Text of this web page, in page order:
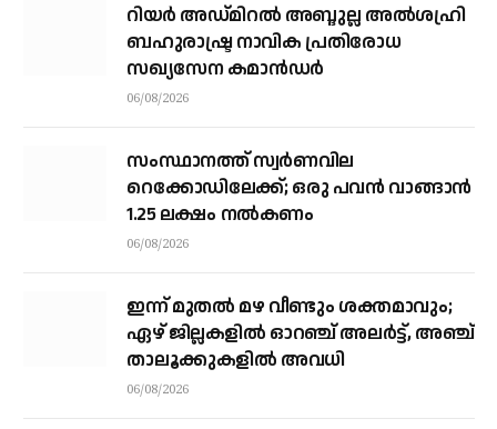
റിയര്‍ അഡ്മിറല്‍ അബ്ദുല്ല അല്‍ശഹ്രി
ബഹുരാഷ്ട്ര നാവിക പ്രതിരോധ
സഖ്യസേന കമാന്‍ഡര്‍
06/08/2026
സംസ്ഥാനത്ത് സ്വര്‍ണവില
റെക്കോഡിലേക്ക്; ഒരു പവന്‍ വാങ്ങാന്‍
1.25 ലക്ഷം നല്‍കണം
06/08/2026
ഇന്ന് മുതല്‍ മഴ വീണ്ടും ശക്തമാവും;
ഏഴ് ജില്ലകളില്‍ ഓറഞ്ച് അലര്‍ട്ട്, അഞ്ച്
താലൂക്കുകളില്‍ അവധി
06/08/2026